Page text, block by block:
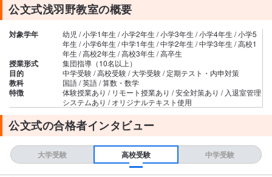
公文式浅羽野教室の概要
対象学年
幼児 / 小学1年生 / 小学2年生 / 小学3年生 / 小学4年生 / 小学5
年生 / 小学6年生 / 中学1年生 / 中学2年生 / 中学3年生 / 高校1
年生 / 高校2年生 / 高校3年生 / 高卒生
授業形式 集団指導（10名以上）
目的 中学受験 / 高校受験 / 大学受験 / 定期テスト・内申対策
教科 国語 / 英語 / 算数・数学
特徴
体験授業あり / リモート授業あり / 安全対策あり / 入退室管理
システムあり / オリジナルテキスト使用
公文式の合格者インタビュー
大学受験 高校受験 中学受験